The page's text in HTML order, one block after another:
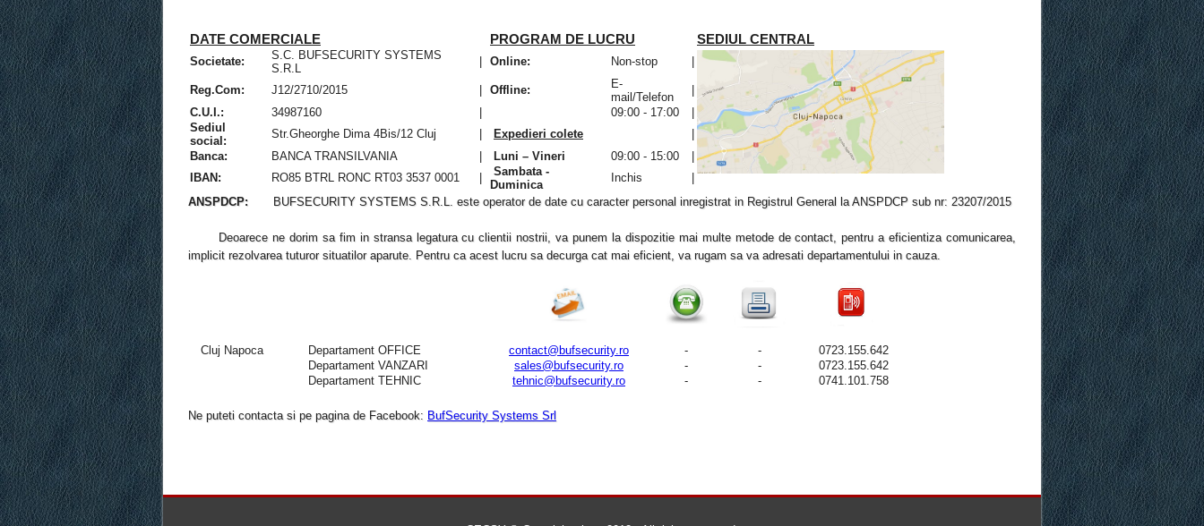
DATE COMERCIALE PROGRAM DE LUCRU SEDIUL CENTRAL
Societate:
S.C. BUFSECURITY SYSTEMS
S.R.L
Online: Non-stop
Reg.Com: J12/2710/2015 Offline:
E-
mail/Telefon
C.U.I.:
34987160 09:00 - 17:00
Sediul
social:
Str.Gheorghe Dima 4Bis/12 Cluj Expedieri colete
Banca:
BANCA TRANSILVANIA Luni – Vineri 09:00 - 15:00
IBAN:
RO85 BTRL RONC RT03 3537 0001
Sambata -
Duminica
Inchis
ANSPDCP:
BUFSECURITY SYSTEMS S.R.L. este operator de date cu caracter personal inregistrat in Registrul General la ANSPDCP sub nr: 23207/2015
Deoarece ne dorim sa fim in stransa legatura cu clientii nostrii, va punem la dispozitie mai multe metode de contact, pentru a eficientiza comunicarea,
implicit rezolvarea tuturor situatilor aparute. Pentru ca acest lucru sa decurga cat mai eficient, va rugam sa va adresati departamentului in cauza.
Cluj Napoca Departament OFFICE contact@bufsecurity.ro - -
0723.155.642
Departament VANZARI
sales@bufsecurity.ro - -
0723.155.642
Departament TEHNIC
tehnic@bufsecurity.ro - - 0741.101.758
Ne puteti contacta si pe pagina de Facebook: BufSecurity Systems Srl